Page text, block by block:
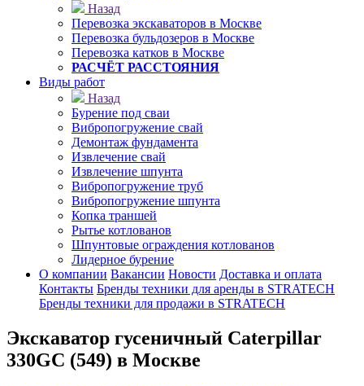
Назад
Перевозка экскаваторов в Москве
Перевозка бульдозеров в Москве
Перевозка катков в Москве
РАСЧЁТ РАССТОЯНИЯ
Виды работ
Назад
Бурение под сваи
Вибропогружение свай
Демонтаж фундамента
Извлечение свай
Извлечение шпунта
Вибропогружение труб
Вибропогружение шпунта
Копка траншей
Рытье котлованов
Шпунтовые ограждения котлованов
Лидерное бурение
О компании Вакансии Новости Доставка и оплата
Контакты Бренды техники для аренды в STRATECH
Бренды техники для продажи в STRATECH
Экскаватор гусеничный Caterpillar
330GC (549) в Москве